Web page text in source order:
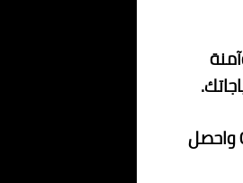
مع عرضنا الحصري بخصم 70%، لا تفوت الفرصة لتستمتع بخدمات مكافحة حشرات احترافية بأقل تكلفة. اتصل بنا الآن على 01080892037 واحصل